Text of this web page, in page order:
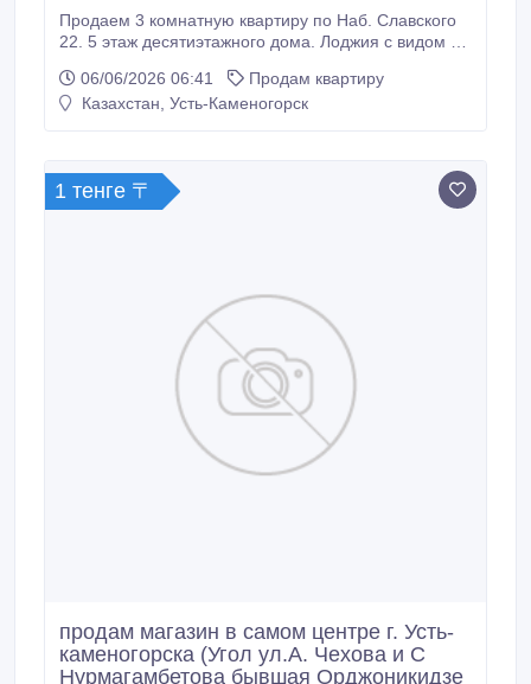
Продаем 3 комнатную квартиру по Наб. Славского
22. 5 этаж десятиэтажного дома. Лоджия с видом на
магазин Чайка. Рядом дет .сад. Школа. Спутниковое
телевидение. Кондиционер. Домофон.Частично
усть-каменогорске с сейсмостойкими поясами.
06/06/2026 06:41
Продам квартиру
Казахстан, Усть-Каменогорск
1 тенге 〒
продам магазин в самом центре г. Усть-
каменогорска (Угол ул.А. Чехова и С
Нурмагамбетова бывшая Орджоникидзе